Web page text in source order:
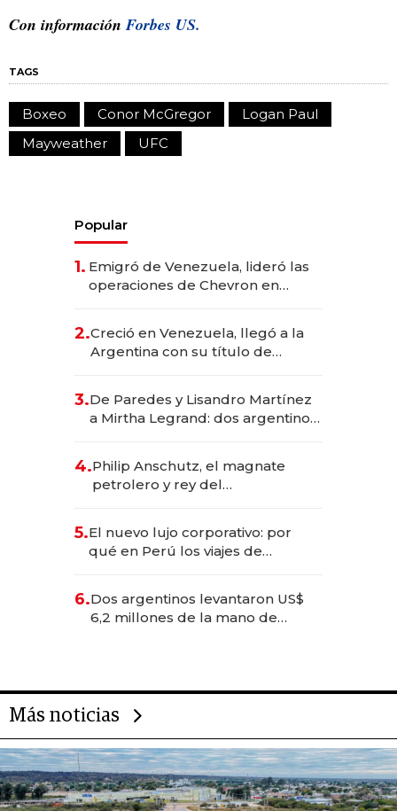
Con informaciónForbes US.
TAGS
Boxeo Conor McGregor
Logan Paul
Mayweather
UFC
Popular
1. Emigró de Venezuela, lideró las
operaciones de Chevron en
2.Creció en Venezuela, llegó a la
Argentina con su título de
las marcas "fast premium"
3.De Paredes y Lisandro Martínez
a Mirtha Legrand: dos argentinos
4.Philip Anschutz, el magnate
petrolero y rey del
Fénix
5.El nuevo lujo corporativo: por
qué en Perú los viajes de
transformadoras
6.Dos argentinos levantaron US$
6,2 millones de la mano de
Más noticias